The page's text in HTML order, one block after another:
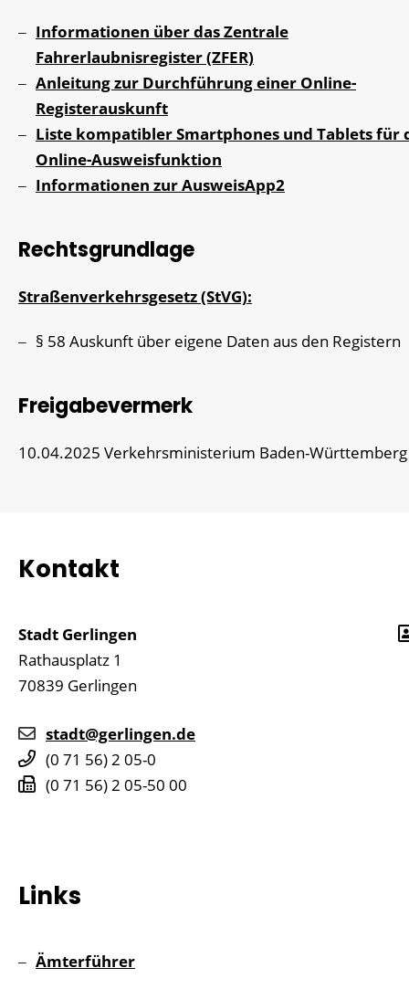
Informationen über das Zentrale
Fahrerlaubnisregister (ZFER)
Anleitung zur Durchführung einer Online-
Registerauskunft
Liste kompatibler Smartphones und Tablets für
Online-Ausweisfunktion
Informationen zur AusweisApp2
Rechtsgrundlage
Straßenverkehrsgesetz (StVG):
§ 58 Auskunft über eigene Daten aus den Registern
Freigabevermerk
10.04.2025 Verkehrsministerium Baden-Württemberg
Kontakt
Stadt Gerlingen
Rathausplatz 1
70839 Gerlingen
stadt@gerlingen.de
(0 71 56) 2 05-0
(0 71 56) 2 05-50 00
Links
Ämterführer